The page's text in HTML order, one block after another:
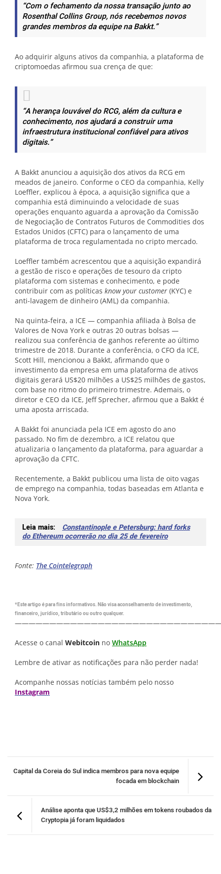
“Com o fechamento da nossa transação junto ao
Rosenthal Collins Group, nós recebemos novos
grandes membros da equipe na Bakkt.”
Ao adquirir alguns ativos da companhia, a plataforma de
criptomoedas afirmou sua crença de que:
“A herança louvável do RCG, além da cultura e
conhecimento, nos ajudará a construir uma
infraestrutura institucional confiável para ativos
digitais.”
A Bakkt anunciou a aquisição dos ativos da RCG em
meados de janeiro. Conforme o CEO da companhia, Kelly
Loeffler, explicou à época, a aquisição significa que a
companhia está diminuindo a velocidade de suas
operações enquanto aguarda a aprovação da Comissão
de Negociação de Contratos Futuros de Commodities dos
Estados Unidos (CFTC) para o lançamento de uma
plataforma de troca regulamentada no cripto mercado.
Loeffler também acrescentou que a aquisição expandirá
a gestão de risco e operações de tesouro da cripto
plataforma com sistemas e conhecimento, e pode
contribuir com as políticas know your customer (KYC) e
anti-lavagem de dinheiro (AML) da companhia.
Na quinta-feira, a ICE — companhia afiliada à Bolsa de
Valores de Nova York e outras 20 outras bolsas —
realizou sua conferência de ganhos referente ao último
trimestre de 2018. Durante a conferência, o CFO da ICE,
Scott Hill, mencionou a Bakkt, afirmando que o
investimento da empresa em uma plataforma de ativos
digitais gerará US$20 milhões a US$25 milhões de gastos,
com base no ritmo do primeiro trimestre. Ademais, o
diretor e CEO da ICE, Jeff Sprecher, afirmou que a Bakkt é
uma aposta arriscada.
A Bakkt foi anunciada pela ICE em agosto do ano
passado. No fim de dezembro, a ICE relatou que
atualizaria o lançamento da plataforma, para aguardar a
aprovação da CFTC.
Recentemente, a Bakkt publicou uma lista de oito vagas
de emprego na companhia, todas baseadas em Atlanta e
Nova York.
Leia mais:
Constantinople e Petersburg: hard forks
do Ethereum ocorrerão no dia 25 de fevereiro
Fonte: The Cointelegraph
*Este artigo é para fins informativos. Não visa aconselhamento de investimento,
financeiro, jurídico, tributário ou outro qualquer.
Acesse o canal Webitcoin no WhatsApp
Lembre de ativar as notificações para não perder nada!
Acompanhe nossas notícias também pelo nosso
Instagram
Capital da Coreia do Sul indica membros para nova equipe
focada em blockchain
Análise aponta que US$3,2 milhões em tokens roubados da
Cryptopia já foram liquidados